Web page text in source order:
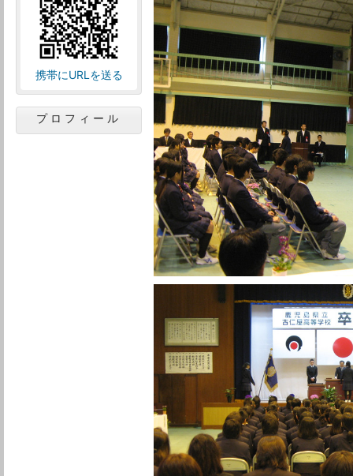
携帯にURLを送る
プロフィール